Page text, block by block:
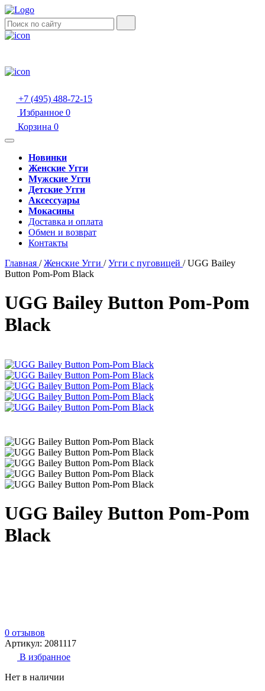
+7 (495) 488-72-15
Избранное 0
Корзина 0
Новинки
Женские Угги
Мужские Угги
Детские Угги
Аксессуары
Мокасины
Доставка и оплата
Обмен и возврат
Контакты
Главная / Женские Угги / Угги с пуговицей / UGG Bailey
Button Pom-Pom Black
UGG Bailey Button Pom-Pom
Black
UGG Bailey Button Pom-Pom
Black
0 отзывов
Артикул: 2081117
В избранное
Нет в наличии